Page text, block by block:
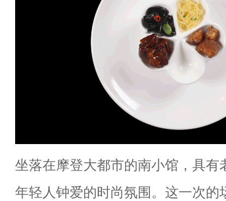
坐落在摩登大都市的南小馆，具有
年轻人钟爱的时尚氛围。这一次的